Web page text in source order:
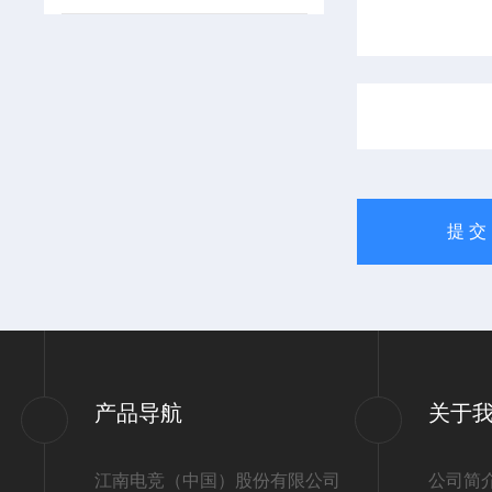
产品导航
江南电竞（中国）股份有限公司
关于
公司简